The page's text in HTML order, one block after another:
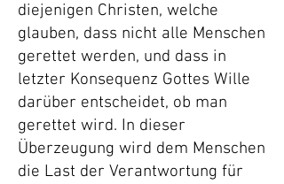
diejenigen Christen, welche
glauben, dass nicht alle Menschen
gerettet werden, und dass in
letzter Konsequenz Gottes Wille
darüber entscheidet, ob man
gerettet wird. In dieser
Überzeugung wird dem Menschen
die Last der Verantwortung für